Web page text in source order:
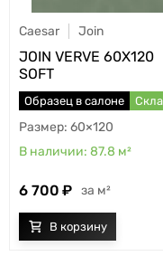
Caesar Join
JOIN VERVE 60X120
SOFT
Образец в салоне
60×120
87.8 м²
6 700 м²